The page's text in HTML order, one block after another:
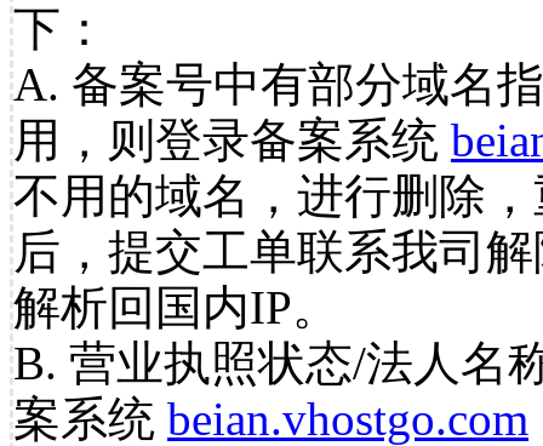
下：
A. 备案号中有部分域名
用，则登录备案系统
不用的域名，进行删除
后，提交工单联系我司
解析回国内IP。
B. 营业执照状态/法人名
案系统 beian.vhostgo.com